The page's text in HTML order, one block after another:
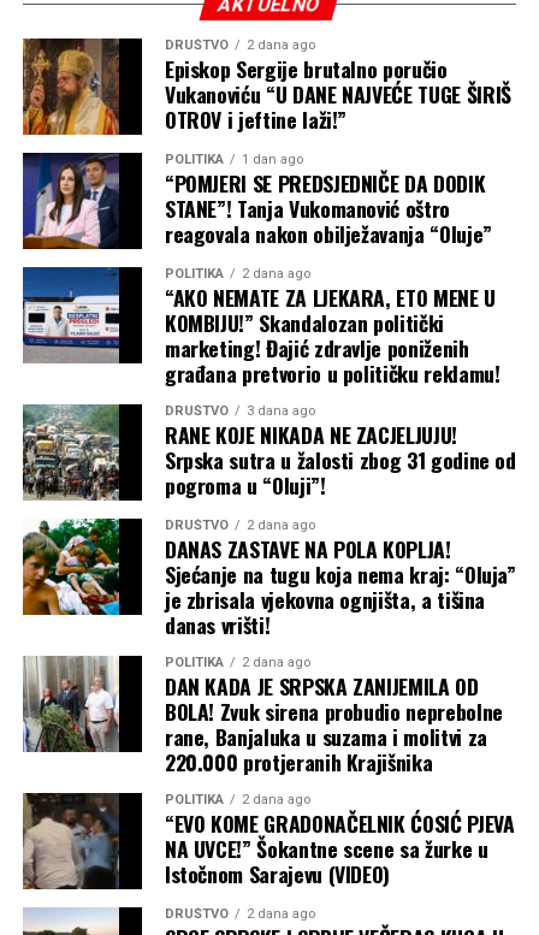
Ukupna vrijednost programa:
Udio Vlade RS:12 miliona KM
Vlada će u cjelosti pokriti troškove samo za izrazito
nerazvijene opštine, dok će ostale lokalne samouprave
morati iz svojih, često već osiromašenih budžeta, da
doplaćuju kako bi njihova djeca uopšte dobila ono što
banjalučki osnovci imaju već godinama.
Predizborni balon koji puca čim prođu
izbori?
Građanima Srpske dobro je poznat obrazac ponašanja
republičke vlasti: u neizbornim godinama roditelji
moraju izdvajati i po nekoliko stotina maraka za
opremanje đaka, dok u izbornim godinama naprasno
“stignu” besplatni udžbenici i jednokratne pomoći.
razotkriva tu praksu. Iako je pohvalno što će dio roditelja
konačno osjetiti rasterećenje, ostaje gorak ukus da se
sudbina osnovaca koristi kao izborni adut. S druge
strane, Banja Luka je na djelu dokazala da prava briga o
porodici ne zavisi od izbornog kalendara, ostavljajući
republičku vlast da kaska za idejama koje su u najvećem
gradu Srpske već odavno postale realnost.
Banjaluka24
DRUŠTVO 2 dana ago
Episkop Sergije brutalno poručio
Vukanoviću “U DANE NAJVEĆE TUGE ŠIRIŠ
OTROV i jeftine laži!”
POLITIKA 1 dan ago
“POMJERI SE PREDSJEDNIČE DA DODIK
STANE”! Tanja Vukomanović oštro
reagovala nakon obilježavanja “Oluje”
POLITIKA 2 dana ago
“AKO NEMATE ZA LJEKARA, ETO MENE U
KOMBIJU!” Skandalozan politički
marketing! Đajić zdravlje poniženih
građana pretvorio u političku reklamu!
DRUŠTVO 3 dana ago
RANE KOJE NIKADA NE ZACJELJUJU!
Srpska sutra u žalosti zbog 31 godine od
pogroma u “Oluji”!
DRUŠTVO 2 dana ago
DANAS ZASTAVE NA POLA KOPLJA!
Sjećanje na tugu koja nema kraj: “Oluja”
je zbrisala vjekovna ognjišta, a tišina
danas vrišti!
POLITIKA 2 dana ago
DAN KADA JE SRPSKA ZANIJEMILA OD
BOLA! Zvuk sirena probudio neprebolne
rane, Banjaluka u suzama i molitvi za
220.000 protjeranih Krajišnika
POLITIKA 2 dana ago
“EVO KOME GRADONAČELNIK ĆOSIĆ PJEVA
NA UVCE!” Šokantne scene sa žurke u
Istočnom Sarajevu (VIDEO)
DRUŠTVO 2 dana ago